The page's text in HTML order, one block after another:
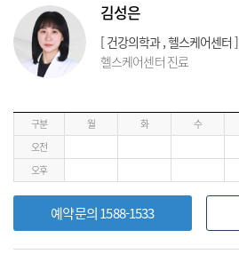
김성은
[ 건강의학과 , 헬스케어센터 ]
헬스케어센터 진료
구분 월 화 수
오전
오후
예약문의 1588-1533